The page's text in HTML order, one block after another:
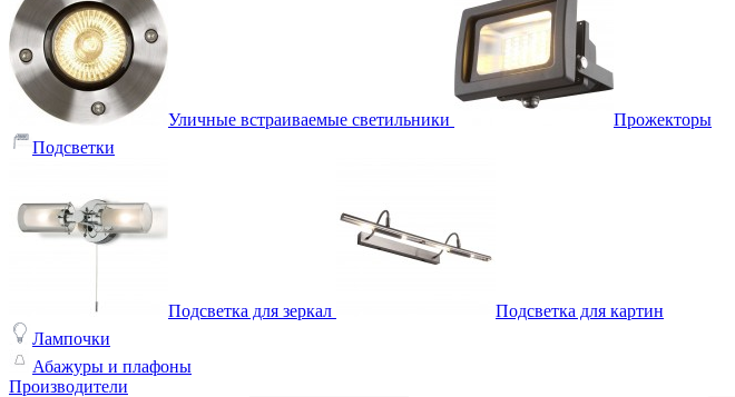
Уличные встраиваемые светильники
Прожекторы
Подсветки
Подсветка для зеркал
Подсветка для картин
Лампочки
Абажуры и плафоны
Производители